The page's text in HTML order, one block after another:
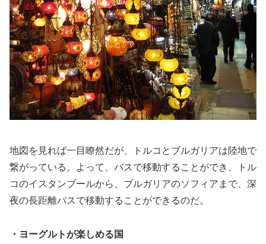
地図を見れば一目瞭然だが、トルコとブルガリアは陸地で
繋がっている。よって、バスで移動することができ、トル
コのイスタンブールから、ブルガリアのソフィアまで、深
夜の長距離バスで移動することができるのだ。
・ヨーグルトが楽しめる国